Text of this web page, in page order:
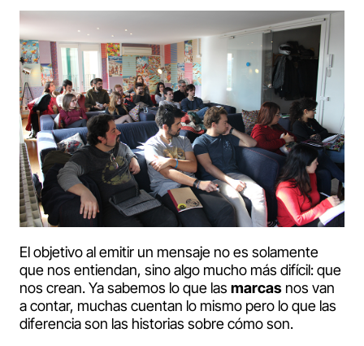
El objetivo al emitir un mensaje no es solamente
que nos entiendan, sino algo mucho más difícil: que
nos crean. Ya sabemos lo que las marcas nos van
a contar, muchas cuentan lo mismo pero lo que las
diferencia son las historias sobre cómo son.